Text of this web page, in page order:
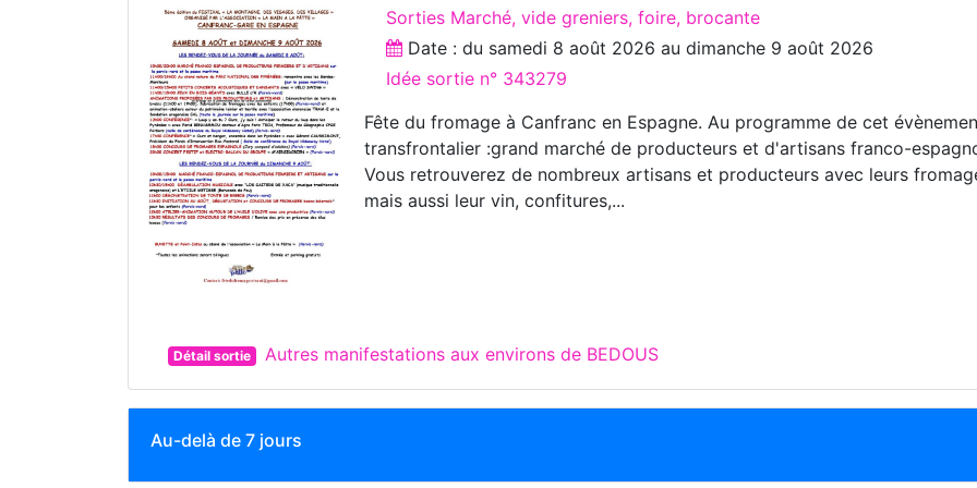
Sorties Marché, vide greniers, foire, brocante
Date : du samedi 8 août 2026 audimanche 9 août 2026
Idée sortie n° 343279
Fête du fromage à Canfranc en Espagne. Au programme de cet
transfrontalier :grand marché de producteurs et d'artisans franco-
Vous retrouverez de nombreux artisans et producteurs avec leurs
mais aussi leur vin, confitures,...
Détail sortie Autres manifestations aux environs de BEDOUS
Au-delà de 7 jours